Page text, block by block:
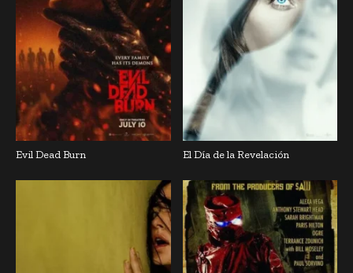
Evil Dead Burn El Día de la Revelación